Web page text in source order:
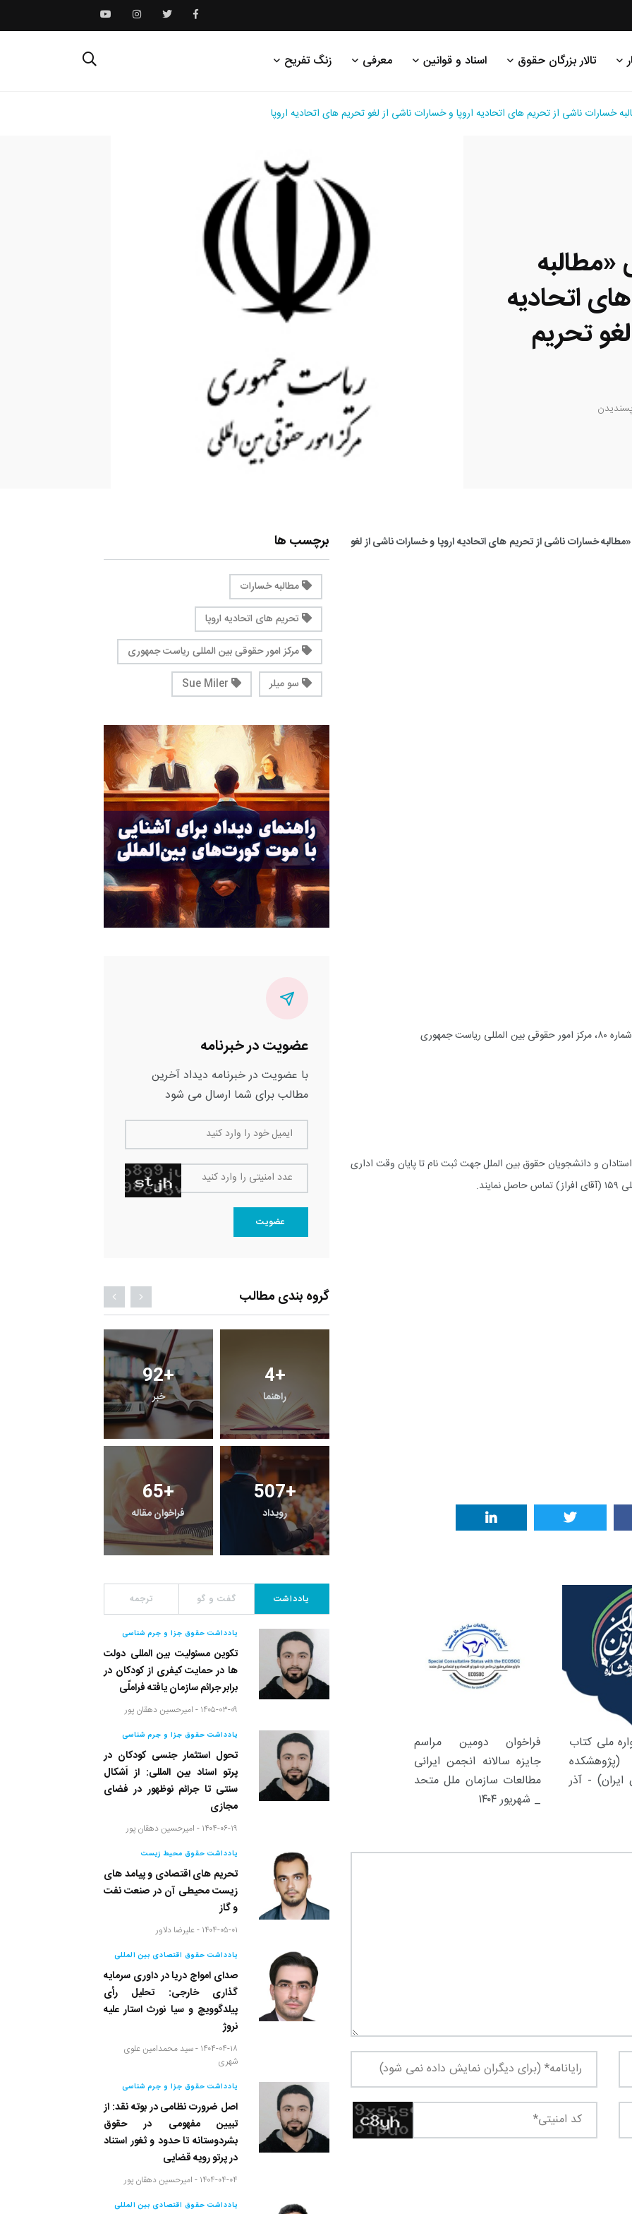
تالار بزرگان حقوق اسناد و قوانین معرفی زنگ تفریح
خسارات ناشی از تحریم های اتحادیه اروپا و خسارات ناشی از لغو تحریم های اتحادیه اروپا
اتحادیه
تحریم
پسندیدن
خسارات ناشی از تحریم های اتحادیه اروپا و خسارات ناشی از لغو
جمهوری
و دانشجویان حقوق بین الملل جهت ثبت نام تا پایان وقت اداری
ملی کتاب
- آذر
فراخوان دومین مراسم
جایزه سالانه انجمن ایرانی
مطالعات سازمان ملل متحد
_ شهریور ۱۴۰۴
برچسب ها
مطالبه خسارات
تحریم های اتحادیه اروپا
مرکز امور حقوقی بین المللی ریاست جمهوری
سو میلر
عضویت در خبرنامه
با عضویت در خبرنامه دیداد آخرین
مطالب برای شما ارسال می شود
ایمیل خود را وارد کنید
عدد امنیتی را وارد کنید
عضویت
گروه بندی مطالب
2+
معرفی منابع اینترنتی
2+
پرونده
12+
حقوق و هنر
15+
معرفی کتاب های حقوقی یادداشت مقاله
یادداشت گفت و گو ترجمه
یادداشت حقوق جزا و جرم شناسی
تکوین مسئولیت بین المللی دولت
ها در حمایت کیفری از کودکان در
برابر جرائم سازمان یافته فراملّی
۱۴۰۵-۰۳-۰۹ - امیرحسین دهقان پور
یادداشت حقوق جزا و جرم شناسی
تحول استثمار جنسی کودکان در
پرتو اسناد بین المللی: از اَشکال
سنتی تا جرائم نوظهور در فضای
مجازی
۱۴۰۴-۰۶-۱۹ - امیرحسین دهقان پور
یادداشت حقوق محیط زیست
تحریم های اقتصادی و پیامد های
زیست محیطی آن در صنعت نفت
و گاز
۱۴۰۴-۰۵-۰۱ - علیرضا دلاور
یادداشت حقوق اقتصادی بین المللی
صدای امواج دریا در داوری سرمایه
گذاری خارجی: تحلیل رأی
پیلدگوویچ و سیا نورث استار علیه
نروژ
۱۴۰۴-۰۴-۱۸ - سید محمدامین علوی
شهری
یادداشت حقوق جزا و جرم شناسی
اصل ضرورت نظامی در بوته نقد: از
تبیین مفهومی در حقوق
بشردوستانه تا حدود و ثغور استناد
در پرتو رویه قضایی
۱۴۰۴-۰۴-۰۴ - امیرحسین دهقان پور
یادداشت حقوق اقتصادی بین المللی